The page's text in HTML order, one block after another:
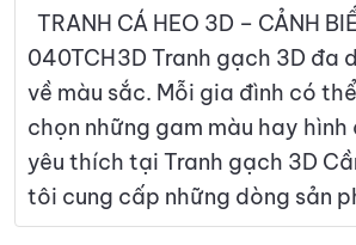
TRANH CÁ HEO 3D – CẢNH
040TCH3D Tranh gạch 3D đa
về màu sắc. Mỗi gia đình có
chọn những gam màu hay hình
yêu thích tại Tranh gạch 3D
tôi cung cấp những dòng sản